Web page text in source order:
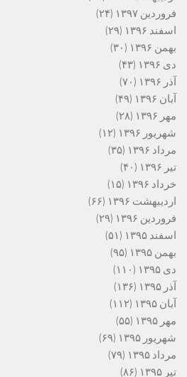
فروردین ۱۳۹۷
(۲۴)
اسفند ۱۳۹۶
(۲۹)
بهمن ۱۳۹۶
(۳۰)
دی ۱۳۹۶
(۴۳)
آذر ۱۳۹۶
(۷۰)
آبان ۱۳۹۶
(۴۹)
مهر ۱۳۹۶
(۲۸)
شهریور ۱۳۹۶
(۱۲)
مرداد ۱۳۹۶
(۳۵)
تیر ۱۳۹۶
(۴۰)
خرداد ۱۳۹۶
(۱۵)
اردیبهشت ۱۳۹۶
(۶۶)
فروردین ۱۳۹۶
(۲۹)
اسفند ۱۳۹۵
(۵۱)
بهمن ۱۳۹۵
(۹۵)
دی ۱۳۹۵
(۱۱۰)
آذر ۱۳۹۵
(۱۳۶)
آبان ۱۳۹۵
(۱۱۲)
مهر ۱۳۹۵
(۵۵)
شهریور ۱۳۹۵
(۶۹)
مرداد ۱۳۹۵
(۷۹)
تیر ۱۳۹۵
(۸۶)